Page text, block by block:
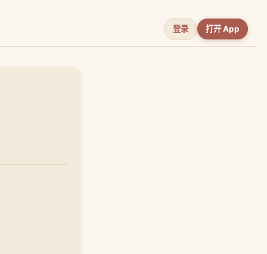
登录 打开 App